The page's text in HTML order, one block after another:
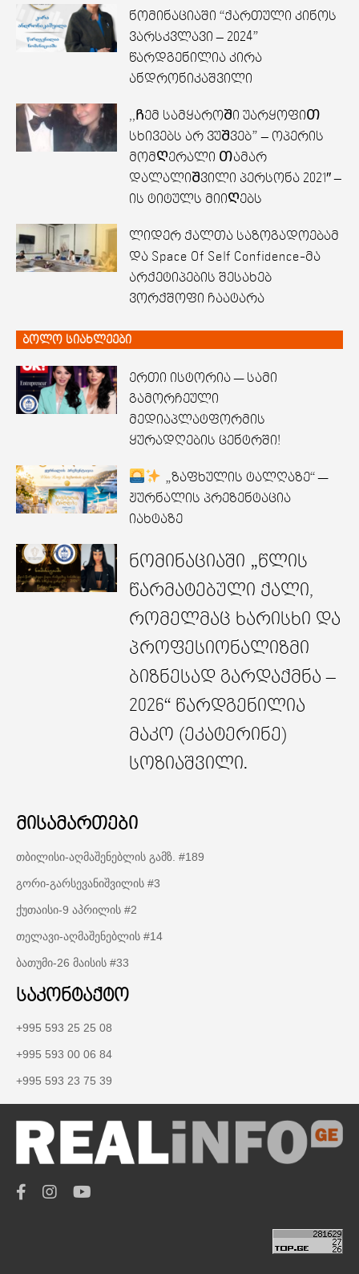
ნომინაციაში “ქართული კინოს
ვარსკვლავი – 2024”
წარდგენილია კირა
ანდრონიკაშვილი
,,Ჩემ სამყაროᲨი უარყოფიᲗ
სხივებს არ ვუᲨვებ” – ოპერის
მომᲦერალი Თამარ
დალალიᲨვილი პერსონა 2021″ –
ის ტიტულს მიიᲦებს
ლიდერ ქალთა საზოგადოებამ
და Space Of Self Confidence-მა
არქეტიპების შესახებ
ვორქშოფი ჩაატარა
ბოლო სიახლეები
ერთი ისტორია — სამი
გამორჩეული
მედიაპლატფორმის
ყურადღების ცენტრში!
„ზაფხულის ტალღაზე“ —
ჟურნალის პრეზენტაცია
იახტაზე
ნომინაციაში „წლის
წარმატებული ქალი,
რომელმაც ხარისხი და
პროფესიონალიზმი
ბიზნესად გარდაქმნა –
2026“ წარდგენილია
მაკო (ეკატერინე)
სოზიაშვილი.
მისამართები
თბილისი-აღმაშენებლის გამზ. #189
გორი-გარსევანიშვილის #3
ქუთაისი-9 აპრილის #2
თელავი-აღმაშენებლის #14
ბათუმი-26 მაისის #33
საკონტაქტო
+995 593 25 25 08
+995 593 00 06 84
+995 593 23 75 39